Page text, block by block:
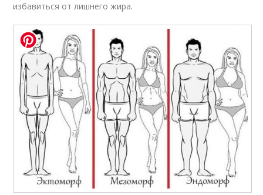
избавиться от лишнего жира.